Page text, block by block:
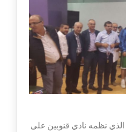
الذي نظمه نادي قنوبين على